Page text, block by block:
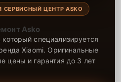
ЦЕНТР ASKO
Asko
специализируется
Xiaomi. Оригинальные
цены и гарантия до 3 лет